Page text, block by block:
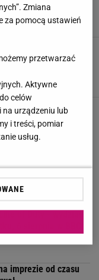
linki i grafiki
NAJNOWSZE
willi. Tak
of Duty - wydział
6 sierpnia w BBC
imprezie od czasu
Zmiana
za pomocą ustawień
przetwarzać
Aktywne
celów
urządzeniu lub
i treści, pomiar
usług.